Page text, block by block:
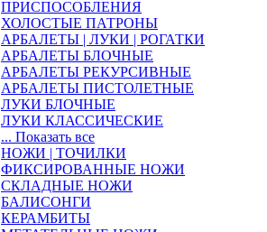
ПРИСПОСОБЛЕНИЯ
ХОЛОСТЫЕ ПАТРОНЫ
АРБАЛЕТЫ | ЛУКИ | РОГАТКИ
АРБАЛЕТЫ БЛОЧНЫЕ
АРБАЛЕТЫ РЕКУРСИВНЫЕ
АРБАЛЕТЫ ПИСТОЛЕТНЫЕ
ЛУКИ БЛОЧНЫЕ
ЛУКИ КЛАССИЧЕСКИЕ
... Показать все
НОЖИ | ТОЧИЛКИ
ФИКСИРОВАННЫЕ НОЖИ
СКЛАДНЫЕ НОЖИ
БАЛИСОНГИ
КЕРАМБИТЫ